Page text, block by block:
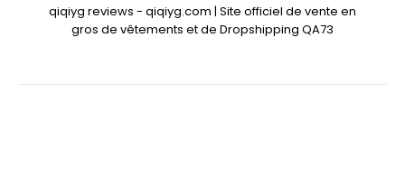
qiqiyg reviews - qiqiyg.com | Site officiel de vente en
gros de vêtements et de Dropshipping QA73